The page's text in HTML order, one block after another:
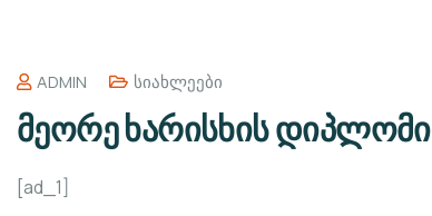
ADMIN Სიახლეები
მეორე ხარისხის დიპლომი
[ad_1]